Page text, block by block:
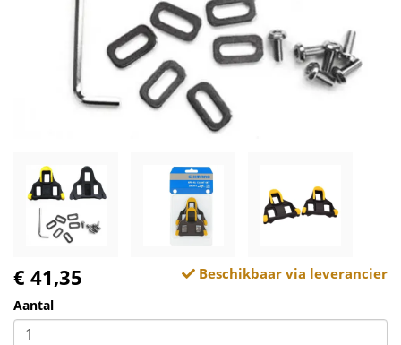
€ 41,35 Beschikbaar via leverancier
Aantal